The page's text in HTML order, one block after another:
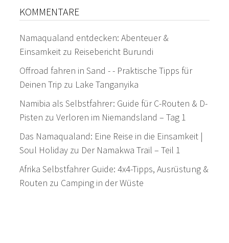
KOMMENTARE
Namaqualand entdecken: Abenteuer &
Einsamkeit zu Reisebericht Burundi
Offroad fahren in Sand - - Praktische Tipps für
Deinen Trip zu Lake Tanganyika
Namibia als Selbstfahrer: Guide für C-Routen & D-
Pisten zuVerloren im Niemandsland – Tag 1
Das Namaqualand: Eine Reise in die Einsamkeit |
Soul Holiday zu Der Namakwa Trail – Teil 1
Afrika Selbstfahrer Guide: 4x4-Tipps, Ausrüstung &
Routen zu Camping in der Wüste